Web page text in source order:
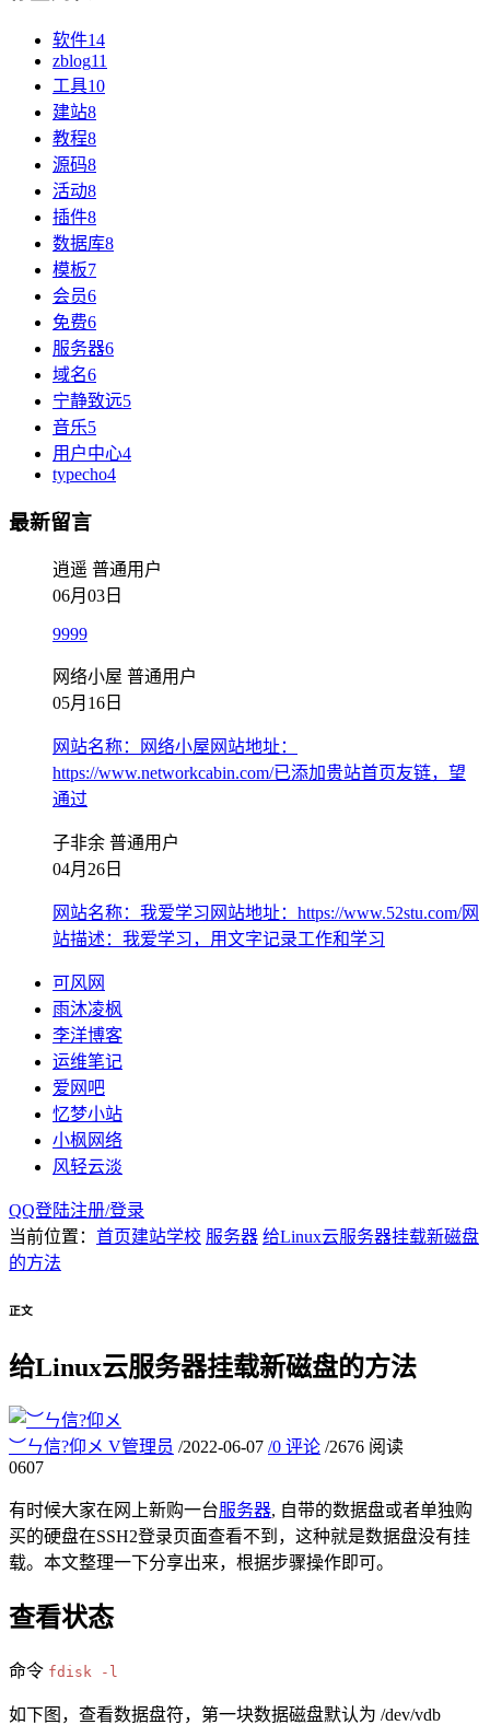
软件14
zblog11
工具10
建站8
教程8
源码8
活动8
插件8
数据库8
模板7
会员6
免费6
服务器6
域名6
宁静致远5
音乐5
用户中心4
typecho4
最新留言
逍遥 普通用户
06月03日
9999
网络小屋 普通用户
05月16日
网站名称：网络小屋网站地址：
https://www.networkcabin.com/已添加贵站首页友链，望
通过
子非余 普通用户
04月26日
网站名称：我爱学习网站地址：https://www.52stu.com/网
站描述：我爱学习，用文字记录工作和学习
可风网
雨沐凌枫
李洋博客
运维笔记
爱网吧
忆梦小站
小枫网络
风轻云淡
QQ登陆注册/登录
当前位置： 首页建站学校 服务器 给Linux云服务器挂载新磁盘
的方法
正文
给Linux云服务器挂载新磁盘的方法
︶ㄣ信?仰メ V管理员 /2022-06-07 /0 评论 /2676 阅读
0607
有时候大家在网上新购一台服务器, 自带的数据盘或者单独购
买的硬盘在SSH2登录页面查看不到，这种就是数据盘没有挂
载。本文整理一下分享出来，根据步骤操作即可。
查看状态
命令 fdisk -l
如下图，查看数据盘符，第一块数据磁盘默认为 /dev/vdb